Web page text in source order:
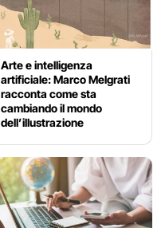
Arte e intelligenza
artificiale: Marco Melgrati
racconta come sta
cambiando il mondo
dell’illustrazione